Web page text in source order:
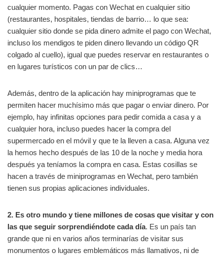
cualquier momento. Pagas con Wechat en cualquier sitio
(restaurantes, hospitales, tiendas de barrio… lo que sea:
cualquier sitio donde se pida dinero admite el pago con Wechat,
incluso los mendigos te piden dinero llevando un código QR
colgado al cuello), igual que puedes reservar en restaurantes o
en lugares turísticos con un par de clics…
Además, dentro de la aplicación hay miniprogramas que te
permiten hacer muchísimo más que pagar o enviar dinero. Por
ejemplo, hay infinitas opciones para pedir comida a casa y a
cualquier hora, incluso puedes hacer la compra del
supermercado en el móvil y que te la lleven a casa. Alguna vez
la hemos hecho después de las 10 de la noche y media hora
después ya teníamos la compra en casa. Estas cosillas se
hacen a través de miniprogramas en Wechat, pero también
tienen sus propias aplicaciones individuales.
2. Es otro mundo y tiene millones de cosas que visitar y con
las que seguir sorprendiéndote cada día. Es un país tan
grande que ni en varios años terminarías de visitar sus
monumentos o lugares emblemáticos más llamativos, ni de